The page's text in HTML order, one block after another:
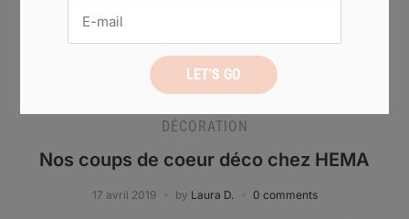
DÉCORATION
Nos coups de coeur déco chez HEMA
17 avril 2019 by Laura D. 0 comments